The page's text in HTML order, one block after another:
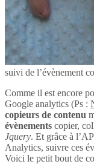
suivi de l’évènement
Comme il est encore
Google analytics (Ps :
copieurs de contenu
évènements copier,
Jquery. Et grâce à
Analytics, suivre ces
Voici le petit bout de